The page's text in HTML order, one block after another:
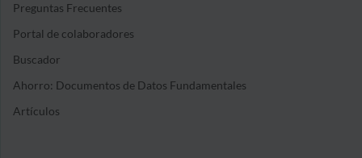
Preguntas Frecuentes
Portal de colaboradores
Buscador
Ahorro: Documentos de Datos Fundamentales
Artículos